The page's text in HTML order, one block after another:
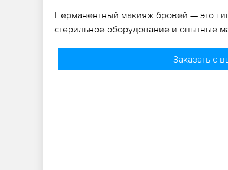
Перманентный макияж бровей — это
стерильное оборудование и опытные
Заказать с